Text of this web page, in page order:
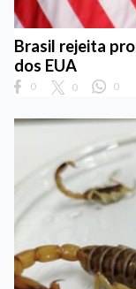
Brasil rejeita
dos EUA
0 0 0